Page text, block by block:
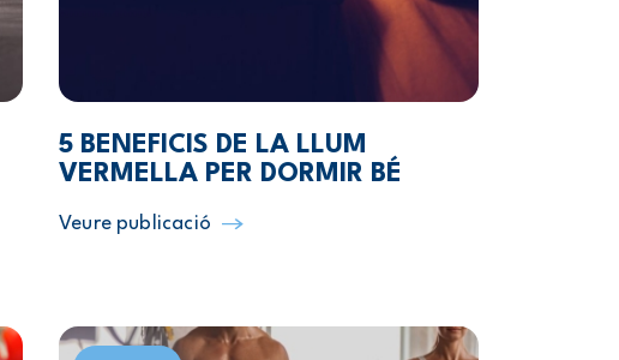
5 BENEFICIS DE LA LLUM
VERMELLA PER DORMIR BÉ
Veure publicació